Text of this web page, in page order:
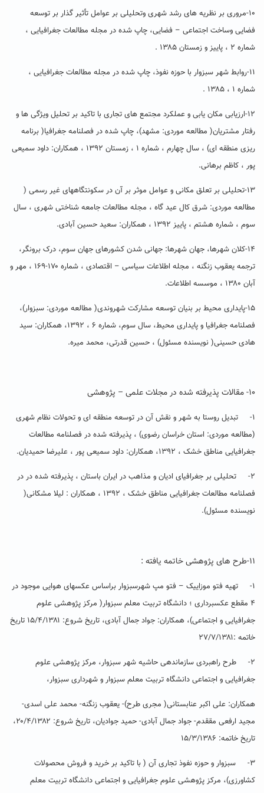
۱۰-مروری بر نظریه های رشد شهری وتحلیلی بر عوامل تأثیر گذار بر توسعه
فضایی وساخت اجتماعی – فضایی، چاپ شده در مجله مطالعات جغرافیایی ،
شماره ۲ ، پاییز و زمستان ۱۳۸۵ .
۱۱-روابط شهر سبزوار با حوزه نفوذ، چاپ شده در مجله مطالعات جغرافیایی ،
شماره ۱ ، ۱۳۸۵ .
۱۲-ارزیابی مکان یابی و عملکرد مجتمع های تجاری با تاکید بر تحلیل ویژگی ها و
رفتار مشتریان( مطالعه موردی: مشهد)، چاپ شده در فصلنامه جغرافیا( برنامه
ریزی منطقه ای) ، سال چهارم ، شماره ۱ ، زمستان ۱۳۹۲ ، همکاران: داود سمیعی
پور ، کاظم برهانی.
۱۳-تحلیلی بر تعلق مکانی و عوامل موثر بر آن در سکونتگاههای غیر رسمی (
مطالعه موردی: شرق کال عید گاه ، مجله مطالعات جامعه شناختی شهری ، سال
سوم ، شماره هشتم ، پاییز ۱۳۹۲ ، همکاران: سعید حسین آبادی.
۱۴-کلان شهرها، جهان شهرها: جهانی شدن کشورهای جهان سوم، درک برونگر،
ترجمه یعقوب زنگنه ، مجله اطلاعات سیاسی – اقتصادی ، شماره ۱۷۰-۱۶۹ ، مهر و
آبان ۱۳۸۰ ، موسسه اطلاعات.
۱۵-پایداری محیط بر بنیان توسعه مشارکت شهروندی( مطالعه موردی: سبزوار)،
فصلنامه جغرافیا و پایداری محیط، سال سوم، شماره ۶ ، ۱۳۹۲، همکاران: سید
هادی حسینی( نویسنده مسئول) ، حسین قدرتی، محمد میره.
۱۰- مقالات پذیرفته شده در مجلات علمی – پژوهشی
۱- تبدیل روستا به شهر و نقش آن در توسعه منطقه ای و تحولات نظام شهری
(مطالعه موردی: استان خراسان رضوی) ، پذیرفته شده در فصلنامه مطالعات
جغرافیایی مناطق خشک ، ۱۳۹۲، همکاران: داود سمیعی پور ، علیرضا حمیدیان.
۲- تحلیلی بر جغرافیای ادیان و مذاهب در ایران باستان ، پذیرفته شده در در
فصلنامه مطالعات جغرافیایی مناطق خشک ، ۱۳۹۲ ، همکاران : لیلا مشکانی(
نویسنده مسئول).
۱۱-طرح های پژوهشی خاتمه یافته :
۱- تهیه فتو موزاییک – فتو مپ شهرسبزوار براساس عکسهای هوایی موجود در
۴ مقطع عکسبرداری ؛ دانشگاه تربیت معلم سبزوار( مرکز پژوهشی علوم
جغرافیایی و اجتماعی)، همکاران: جواد جمال آبادی، تاریخ شروع: ۱۵/۴/۱۳۸۱ تاریخ
خاتمه :۲۷/۷/۱۳۸۱
۲- طرح راهبردی سازماندهی حاشیه شهر سبزوار، مرکز پژوهشی علوم
جغرافیایی و اجتماعی دانشگاه تربیت معلم سبزوار و شهرداری سبزوار،
همکاران: علی اکبر عنابستانی( مجری طرح)- یعقوب زنگنه- محمد علی اسدی-
مجید ارفعی مققدم- جواد جمال آبادی- حمید جوادیان، تاریخ شروع: ۲۰/۴/۱۳۸۲،
تاریخ خاتمه: ۱۵/۳/۱۳۸۶
۳- سبزوار و حوزه نفوذ تجاری آن ( با تاکید بر خرید و فروش محصولات
کشاورزی)، مرکز پژوهشی علوم جغرافیایی و اجتماعی دانشگاه تربیت معلم